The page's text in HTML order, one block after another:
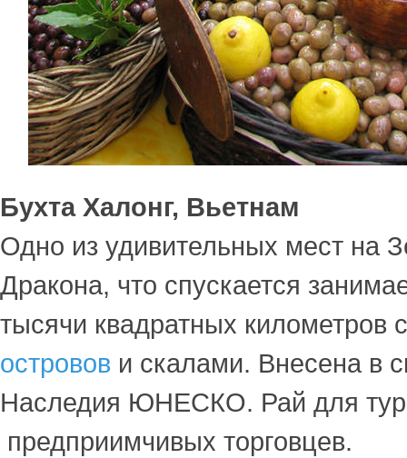
Бухта Халонг, Вьетнам
Одно из удивительных мест на
Дракона, что спускается
тысячи квадратных километров
островов и скалами. Внесена в
Наследия ЮНЕСКО. Рай для
предприимчивых торговцев.